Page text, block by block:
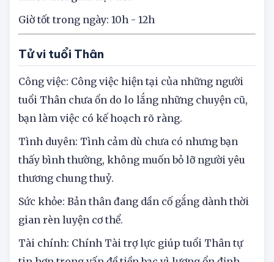
Tài chính: Bằng nhiều nỗ lực, bạn cố gắng dành
nhiều thời gian học hỏi.
Giờ tốt trong ngày: 10h - 12h
Tử vi tuổi Thân
Công việc: Công việc hiện tại của những người
tuổi Thân chưa ổn do lo lắng những chuyện cũ,
bạn làm việc có kế hoạch rõ ràng.
Tình duyên: Tình cảm dù chưa có nhưng bạn
thấy bình thường, không muốn bỏ lỡ người yêu
thương chung thuỷ.
Sức khỏe: Bản thân đang dần cố gắng dành thời
gian rèn luyện cơ thể.